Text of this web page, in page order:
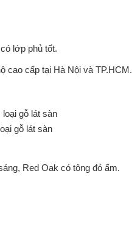
lớp phủ tốt.
cao cấp tại Hà Nội và TP.HCM.
gỗ lát sàn
Red Oak có tông đỏ ấm.